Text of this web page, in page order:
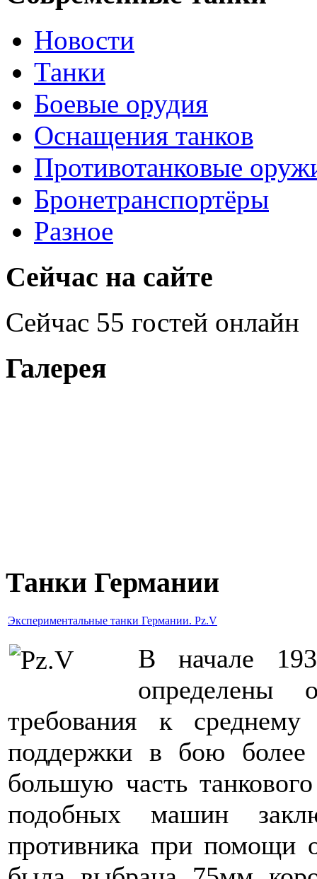
Новости
Танки
Боевые орудия
Оснащения танков
Противотанковые
Бронетранспортёры
Разное
Сейчас на сайте
Сейчас 55 гостей онлайн
Галерея
Танки Германии
Экспериментальные танки Германии. Pz.V
В начале
определены
требования к среднему
поддержки в бою
большую часть
подобных машин
противника при помощи